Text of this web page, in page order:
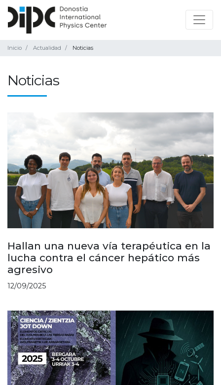
Inicio Actualidad Noticias
Noticias
Hallan una nueva vía terapéutica en la
lucha contra el cáncer hepático más
agresivo
12/09/2025